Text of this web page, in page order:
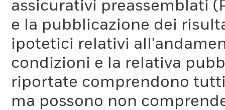
assicurativi preassemblati
e la pubblicazione dei
ipotetici relativi
condizioni e la relativa
riportate comprendono
ma possono non